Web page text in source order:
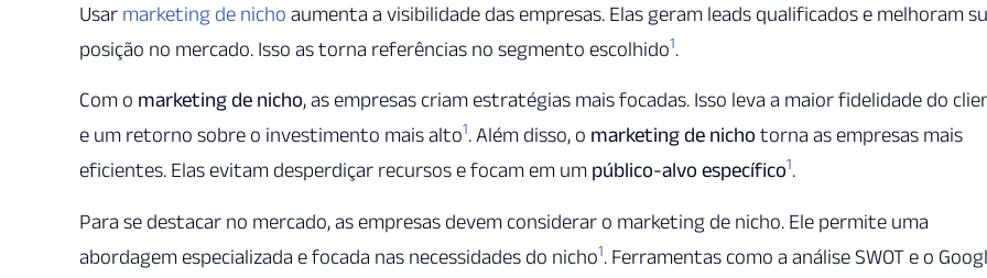
Usar marketing de nicho aumenta a visibilidade das empresas. Elas geram leads qualificados e melhoram
posição no mercado. Isso as torna referências no segmento escolhido1.
Com o marketing de nicho, as empresas criam estratégias mais focadas. Isso leva a maior fidelidade do
e um retorno sobre o investimento mais alto1. Além disso, o marketing de nicho torna as empresas mais
eficientes. Elas evitam desperdiçar recursos e focam em um público-alvo específico1.
Para se destacar no mercado, as empresas devem considerar o marketing de nicho. Ele permite uma
abordagem especializada e focada nas necessidades do nicho1. Ferramentas como a análise SWOT e o